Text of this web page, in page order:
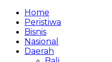
Home
Peristiwa
Bisnis
Nasional
Daerah